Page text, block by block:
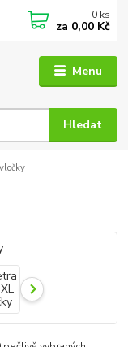
Menu
Hledat
0 ks
za 0,00 Kč